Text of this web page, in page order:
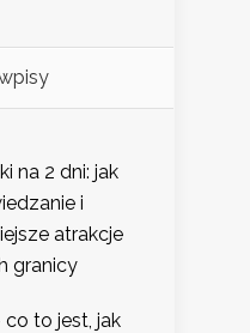
na 2 dni: jak
i
atrakcje
granicy
co to jest, jak